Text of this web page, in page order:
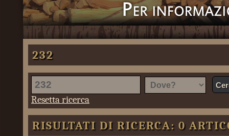
232
Resetta ricerca
RISULTATI DI RICERCA: 0